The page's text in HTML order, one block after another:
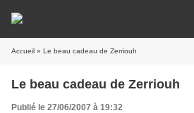
Accueil » Le beau cadeau de Zerriouh
Le beau cadeau de Zerriouh
Publié le 27/06/2007 à 19:32